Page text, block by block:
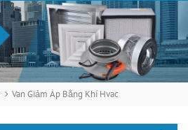
Van Giảm Áp Bằng Khí Hvac